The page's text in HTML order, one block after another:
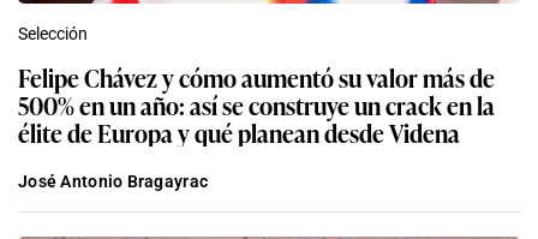
Selección
Felipe Chávez y cómo aumentó su valor más de
500% en un año: así se construye un crack en la
élite de Europa y qué planean desde Videna
José Antonio Bragayrac